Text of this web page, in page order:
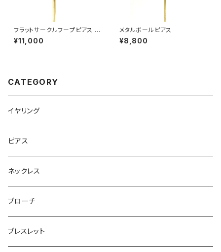
フラットサークルフープピアス g
old
¥11,000
メタルボールピアス
¥8,800
CATEGORY
イヤリング
ピアス
ネックレス
ブローチ
ブレスレット